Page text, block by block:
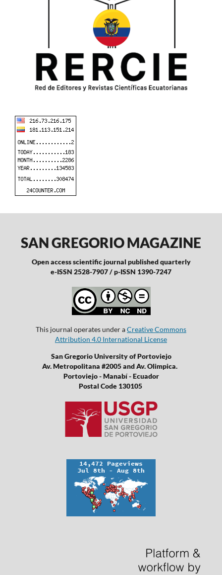
SAN GREGORIO MAGAZINE
Open access scientific journal published quarterly
e-ISSN 2528-7907 / p-ISSN 1390-7247
This journal operates under aCreative Commons
Attribution 4.0 International License
San Gregorio University of Portoviejo
Av. Metropolitana #2005 and Av. Olimpica.
Portoviejo - Manabí - Ecuador
Postal Code 130105